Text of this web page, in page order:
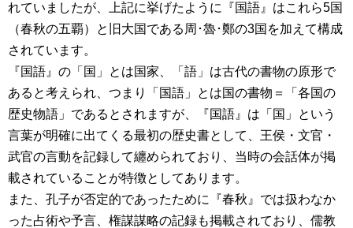
れていましたが、上記に挙げたように『国語』はこれら5国
（春秋の五覇）と旧大国である周･魯･鄭の3国を加えて構成
されています。
『国語』の「国」とは国家、「語」は古代の書物の原形で
あると考えられ、つまり「国語」とは国の書物＝「各国の
歴史物語」であるとされますが、『国語』は「国」という
言葉が明確に出てくる最初の歴史書として、王侯・文官・
武官の言動を記録して纏められており、当時の会話体が掲
載されていることが特徴としてあります。
また、孔子が否定的であったために『春秋』では扱わなか
った占術や予言、権謀謀略の記録も掲載されており、儒教